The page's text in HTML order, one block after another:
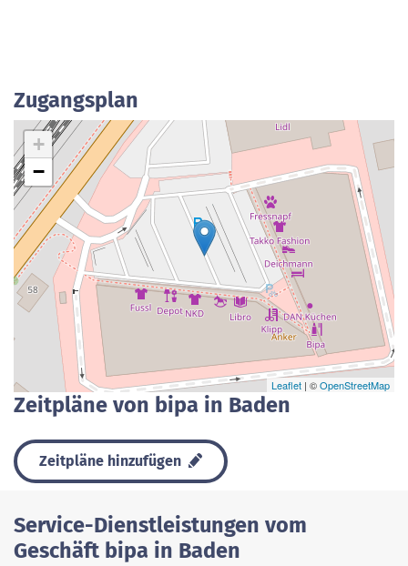
Zugangsplan
+
−
Leaflet | ©OpenStreetMap
Zeitpläne von bipa in Baden
Zeitpläne hinzufügen
Service-Dienstleistungen vom
Geschäft bipa in Baden